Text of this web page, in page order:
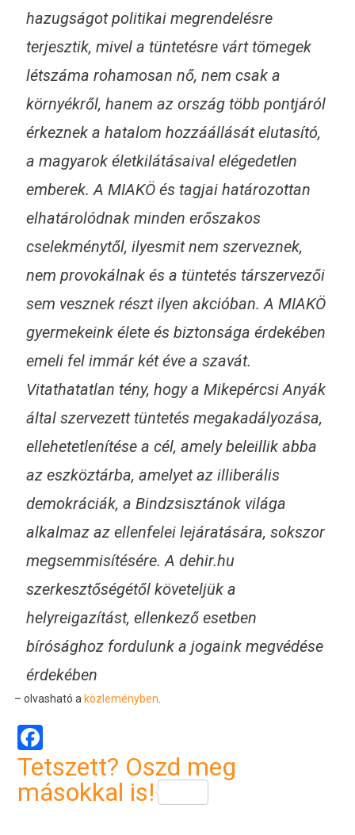
hazugságot politikai megrendelésre
terjesztik, mivel a tüntetésre várt tömegek
létszáma rohamosan nő, nem csak a
környékről, hanem az ország több pontjáról
érkeznek a hatalom hozzáállását elutasító,
a magyarok életkilátásaival elégedetlen
emberek. A MIAKÖ és tagjai határozottan
elhatárolódnak minden erőszakos
cselekménytől, ilyesmit nem szerveznek,
nem provokálnak és a tüntetés társzervezői
sem vesznek részt ilyen akcióban. A MIAKÖ
gyermekeink élete és biztonsága érdekében
emeli fel immár két éve a szavát.
Vitathatatlan tény, hogy a Mikepércsi Anyák
által szervezett tüntetés megakadályozása,
ellehetetlenítése a cél, amely beleillik abba
az eszköztárba, amelyet az illiberális
demokráciák, a Bindzsisztánok világa
alkalmaz az ellenfelei lejáratására, sokszor
megsemmisítésére. A dehir.hu
szerkesztőségétől követeljük a
helyreigazítást, ellenkező esetben
bírósághoz fordulunk a jogaink megvédése
érdekében
– olvasható a közleményben
Facebook
Tetszett? Oszd meg
másokkal is!